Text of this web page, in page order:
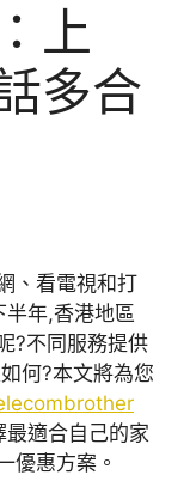
上
多合
、看電視和打
年,香港地區
?不同服務提供
何?本文將為您
適合自己的家
優惠方案。